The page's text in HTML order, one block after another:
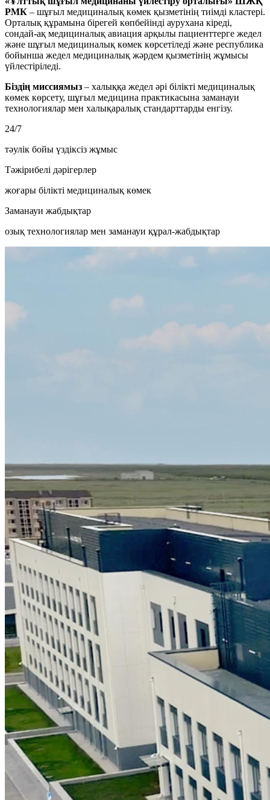
РМК – шұғыл медициналық көмек қызметінің тиімді кластері.
Орталық құрамына бірегей көпбейінді аурухана кіреді,
сондай-ақ медициналық авиация арқылы пациенттерге жедел
және шұғыл медициналық көмек көрсетіледі және республика
бойынша жедел медициналық жәрдем қызметінің жұмысы
үйлестіріледі.
Біздің миссиямыз – халыққа жедел әрі білікті медициналық
көмек көрсету, шұғыл медицина практикасына заманауи
технологиялар мен халықаралық стандарттарды енгізу.
24/7
тәулік бойы үздіксіз жұмыс
Тәжірибелі дәрігерлер
жоғары білікті медициналық көмек
Заманауи жабдықтар
озық технологиялар мен заманауи құрал-жабдықтар